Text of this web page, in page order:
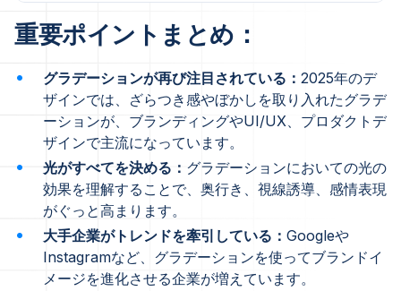
重要ポイントまとめ：
グラデーションが再び注目されている： 2025年のデ
ザインでは、ざらつき感やぼかしを取り入れたグラデ
ーションが、ブランディングやUI/UX、プロダクトデ
ザインで主流になっています。
光がすべてを決める： グラデーションにおいての光の
効果を理解することで、奥行き、視線誘導、感情表現
がぐっと高まります。
大手企業がトレンドを牽引している： Googleや
Instagramなど、グラデーションを使ってブランドイ
メージを進化させる企業が増えています。